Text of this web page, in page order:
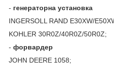
- генераторна установка
INGERSOLL RAND E30XW/
KOHLER 30R0Z/40R0Z/50R0Z;
- форвардер
JOHN DEERE 1058;